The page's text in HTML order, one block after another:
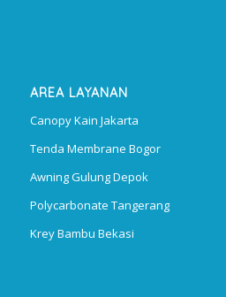
AREA LAYANAN
Canopy Kain Jakarta
Tenda Membrane Bogor
Awning Gulung Depok
Polycarbonate Tangerang
Krey Bambu Bekasi